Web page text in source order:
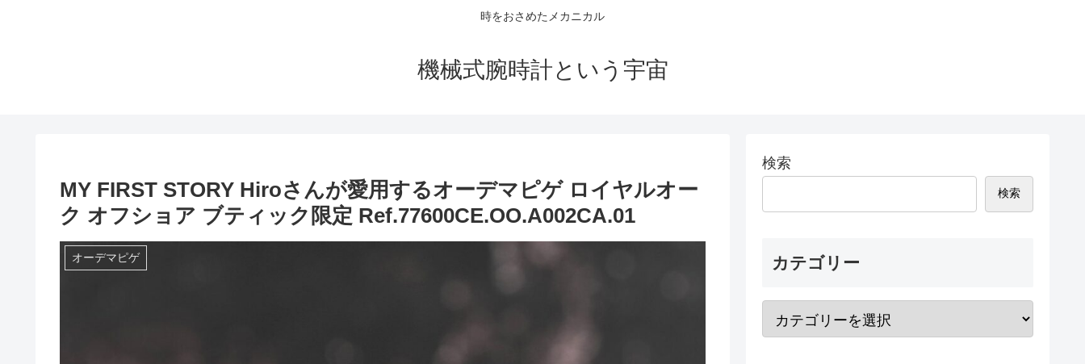
時をおさめたメカニカル
機械式腕時計という宇宙
MY FIRST STORY Hiroさんが愛用するオーデマピゲ ロイヤルオー
ク オフショア ブティック限定 Ref.77600CE.OO.A002CA.01
オーデマピゲ
検索
検索
カテゴリー